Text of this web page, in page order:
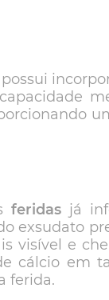
feridas já
exsudato
visível e
cálcio em
ferida.